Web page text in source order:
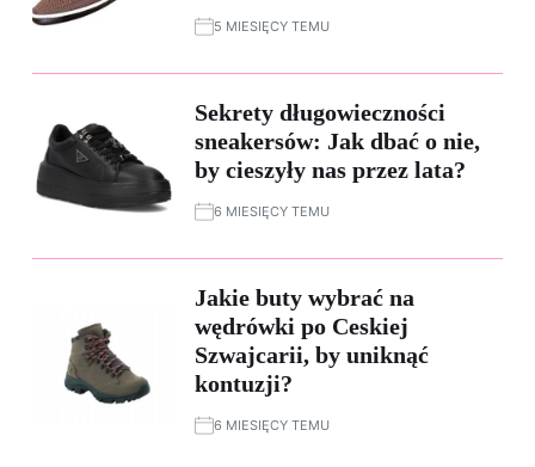
5 MIESIĘCY TEMU
Sekrety długowieczności
sneakersów: Jak dbać o nie,
by cieszyły nas przez lata?
6 MIESIĘCY TEMU
Jakie buty wybrać na
wędrówki po Ceskiej
Szwajcarii, by uniknąć
kontuzji?
6 MIESIĘCY TEMU